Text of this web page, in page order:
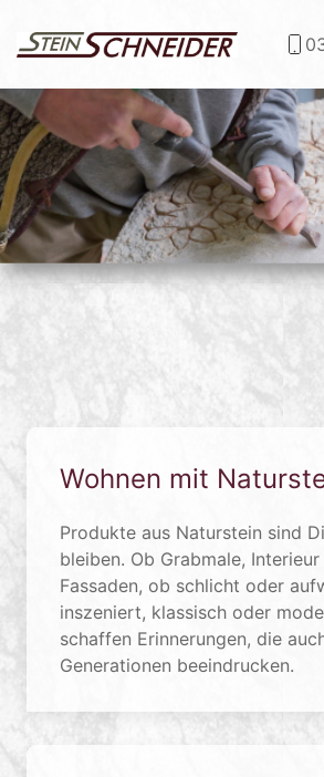
Wohnen mit
Produkte aus Naturstein sind
bleiben. Ob Grabmale,
Fassaden, ob schlicht oder
inszeniert, klassisch oder
schaffen Erinnerungen, die
Generationen beeindrucken.